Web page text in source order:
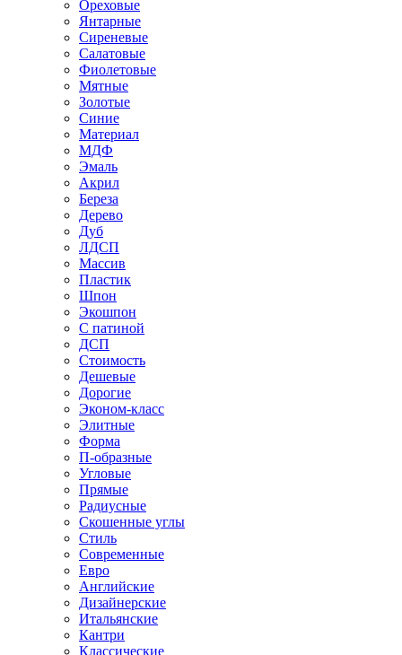
Ореховые
Янтарные
Сиреневые
Салатовые
Фиолетовые
Мятные
Золотые
Синие
Материал
МДФ
Эмаль
Акрил
Береза
Дерево
Дуб
ЛДСП
Массив
Пластик
Шпон
Экошпон
С патиной
ДСП
Стоимость
Дешевые
Дорогие
Эконом-класс
Элитные
Форма
П-образные
Угловые
Прямые
Радиусные
Скошенные углы
Стиль
Современные
Евро
Английские
Дизайнерские
Итальянские
Кантри
Классические